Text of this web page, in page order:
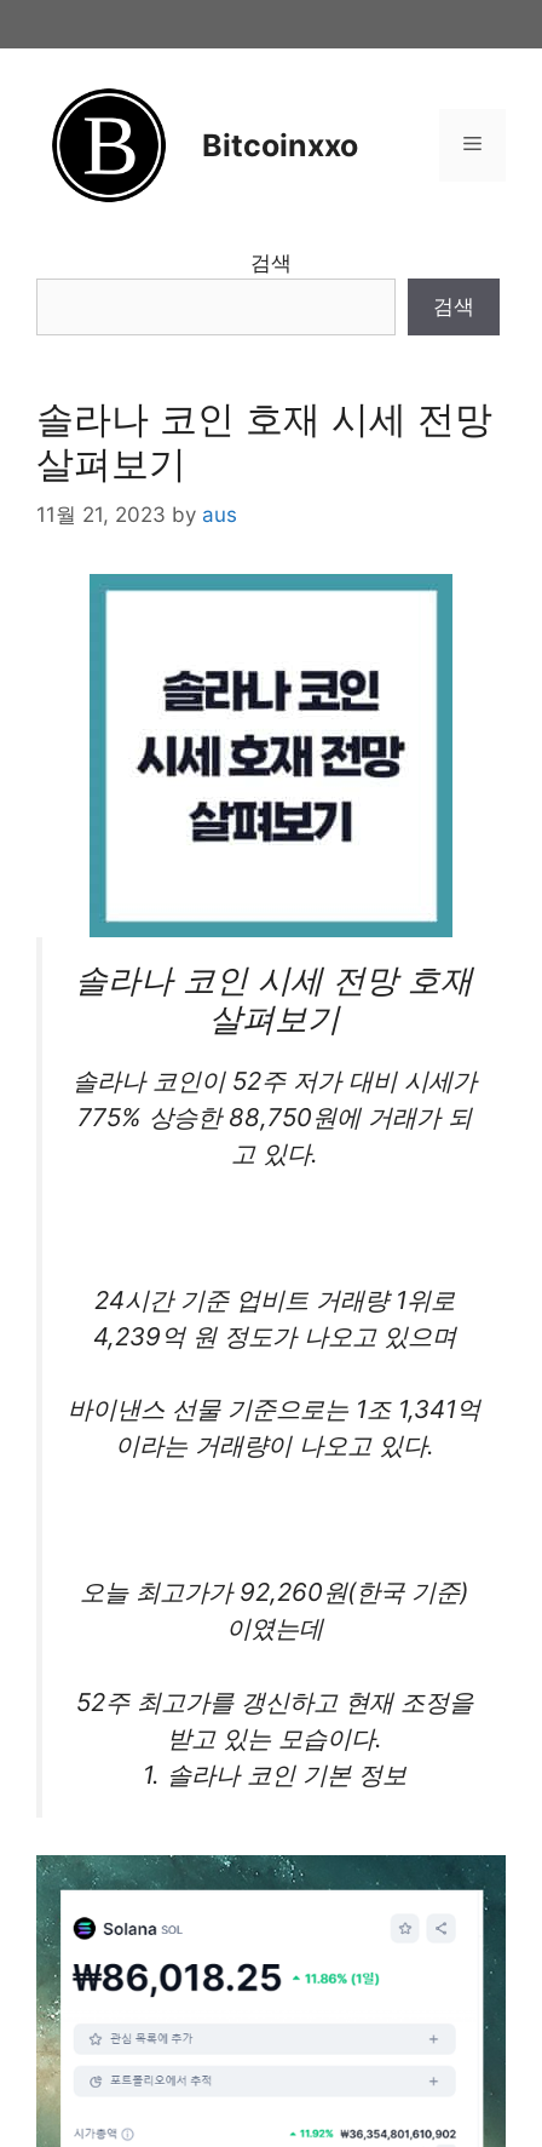
to
Bitcoinxxo Menu
검색
검색
솔라나 코인 호재 시세 전망
살펴보기
11월 21, 2023 by aus
솔라나 코인 시세 전망 호재
살펴보기
솔라나 코인이 52주 저가 대비 시세가
775% 상승한 88,750원에 거래가 되
고 있다.
24시간 기준 업비트 거래량 1위로
4,239억 원 정도가 나오고 있으며
바이낸스 선물 기준으로는 1조 1,341억
이라는 거래량이 나오고 있다.
오늘 최고가가 92,260원(한국 기준)
이였는데
52주 최고가를 갱신하고 현재 조정을
받고 있는 모습이다.
1. 솔라나 코인 기본 정보